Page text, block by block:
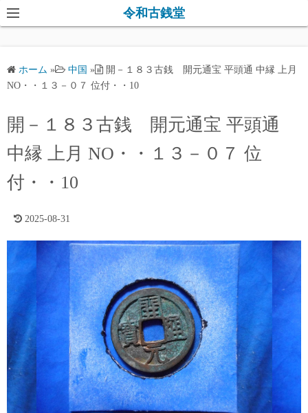
コ
ン
ツ
ス
キ
ッ
令和古銭堂
ホーム » 中国 »
開－１８３古銭 開元通宝 平頭通 中縁 上月
NO・・１３－０７ 位付・・10
開－１８３古銭 開元通宝 平頭通
中縁 上月 NO・・１３－０７ 位
付・・10
2025-08-31